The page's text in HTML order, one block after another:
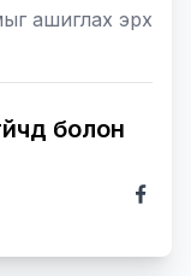
ашиглах эрх
болон